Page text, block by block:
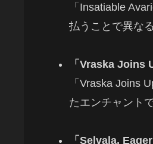
「Insatiable
払うことで異な
「Vraska Joins
「Vraska Joins
たエンチャントで
「Selvala,